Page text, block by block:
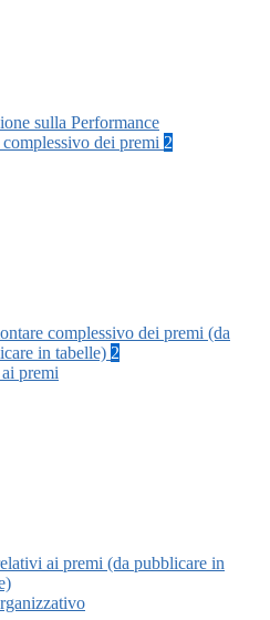
sulla Performance
dei premi 2
complessivo dei premi (da
in tabelle) 2
premi
ai premi (da pubblicare in